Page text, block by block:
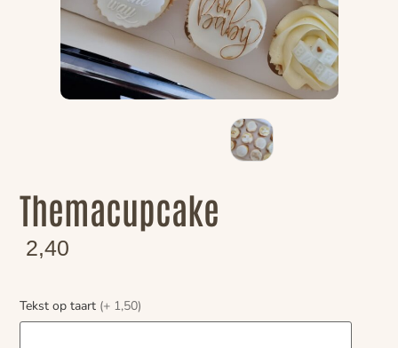
Themacupcake
2,40
Tekst op taart (+ 1,50)